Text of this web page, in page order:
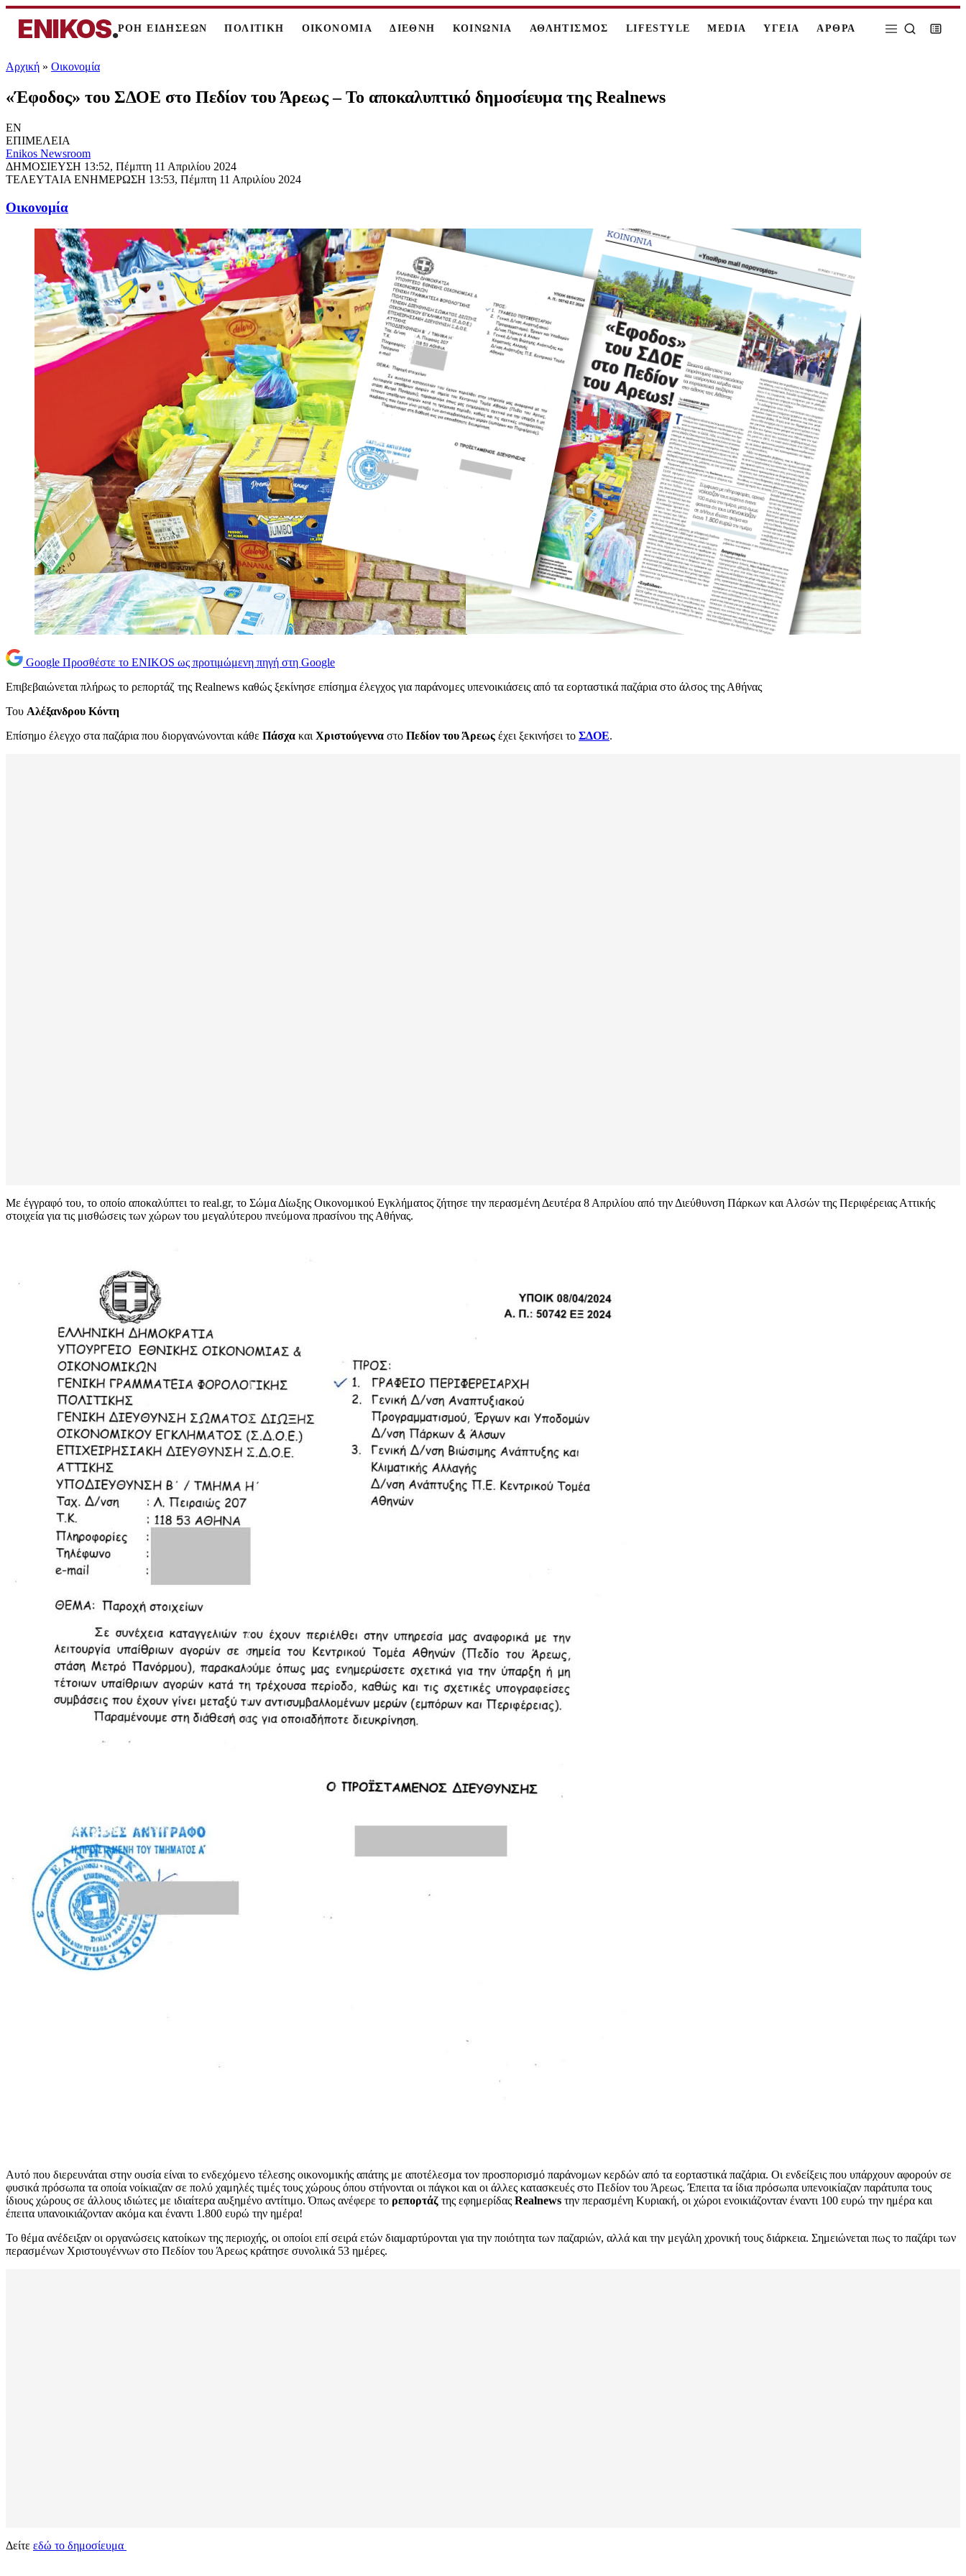
ENIKOS.ΡΟΗ ΕΙΔΗΣΕΩΝ ΠΟΛΙΤΙΚΗ ΟΙΚΟΝΟΜΙΑ ΔΙΕΘΝΗ ΚΟΙΝΩΝΙΑ ΑΘΛΗΤΙΣΜΟΣ LIFESTYLE MEDIA ΥΓΕΙΑ ΑΡΘΡΑ
Αρχική » Oικονομία
«Έφοδος» του ΣΔΟΕ στο Πεδίον του Άρεως – Το αποκαλυπτικό δημοσίευμα της Realnews
EN
ΕΠΙΜΕΛΕΙΑ
Enikos Newsroom
ΔΗΜΟΣΙΕΥΣΗ 13:52, Πέμπτη 11 Απριλίου 2024
ΤΕΛΕΥΤΑΙΑ ΕΝΗΜΕΡΩΣΗ 13:53, Πέμπτη 11 Απριλίου 2024
Oικονομία
Google Προσθέστε το ENIKOS ως προτιμώμενη πηγή στη Google
Επιβεβαιώνεται πλήρως το ρεπορτάζ της Realnews καθώς ξεκίνησε επίσημα έλεγχος για παράνομες υπενοικιάσεις από τα εορταστικά παζάρια στο άλσος της Αθήνας
Του Αλέξανδρου Κόντη
Επίσημο έλεγχο στα παζάρια που διοργανώνονται κάθε Πάσχα και Χριστούγεννα στο Πεδίον του Άρεως έχει ξεκινήσει το ΣΔΟΕ.
Με έγγραφό του, το οποίο αποκαλύπτει το real.gr, το Σώμα Δίωξης Οικονομικού Εγκλήματος ζήτησε την περασμένη Δευτέρα 8 Απριλίου από την Διεύθυνση Πάρκων και Αλσών της Περιφέρειας Αττικής
στοιχεία για τις μισθώσεις των χώρων του μεγαλύτερου πνεύμονα πρασίνου της Αθήνας.
Αυτό που διερευνάται στην ουσία είναι το ενδεχόμενο τέλεσης οικονομικής απάτης με αποτέλεσμα τον προσπορισμό παράνομων κερδών από τα εορταστικά παζάρια. Οι ενδείξεις που υπάρχουν αφορούν σε
φυσικά πρόσωπα τα οποία νοίκιαζαν σε πολύ χαμηλές τιμές τους χώρους όπου στήνονται οι πάγκοι και οι άλλες κατασκευές στο Πεδίον του Άρεως. Έπειτα τα ίδια πρόσωπα υπενοικίαζαν παράτυπα τους
ίδιους χώρους σε άλλους ιδιώτες με ιδιαίτερα αυξημένο αντίτιμο. Όπως ανέφερε το ρεπορτάζ της εφημερίδας Realnews την περασμένη Κυριακή, οι χώροι ενοικιάζονταν έναντι 100 ευρώ την ημέρα και
έπειτα υπανοικιάζονταν ακόμα και έναντι 1.800 ευρώ την ημέρα!
Το θέμα ανέδειξαν οι οργανώσεις κατοίκων της περιοχής, οι οποίοι επί σειρά ετών διαμαρτύρονται για την ποιότητα των παζαριών, αλλά και την μεγάλη χρονική τους διάρκεια. Σημειώνεται πως το παζάρι των
περασμένων Χριστουγέννων στο Πεδίον του Άρεως κράτησε συνολικά 53 ημέρες.
Δείτε εδώ το δημοσίευμα